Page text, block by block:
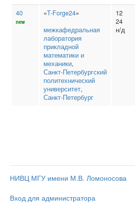
40
new
«T-Forge24»
межкафедральная
лаборатория
прикладной
математики и
механики,
Санкт‑Петербургский
политехнический
университет,
Санкт-Петербург
12
24
н/д
НИВЦ МГУ имени М.В. Ломоносова
Вход для администратора